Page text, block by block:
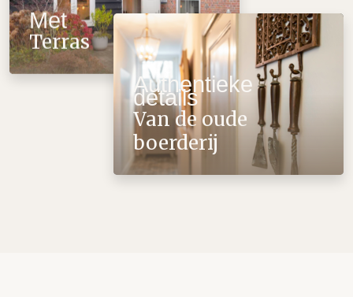
Met
Terras
Authentieke
details
Van de oude
boerderij